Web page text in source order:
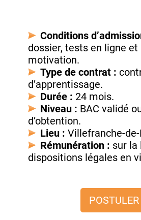
Conditions
dossier, tests en ligne
motivation.
Type de contrat :
d’apprentissage.
Durée : 24 mois.
Niveau : BAC validé
d’obtention.
Lieu : Villefranche-
Rémunération : sur la
dispositions légales en
POSTULER